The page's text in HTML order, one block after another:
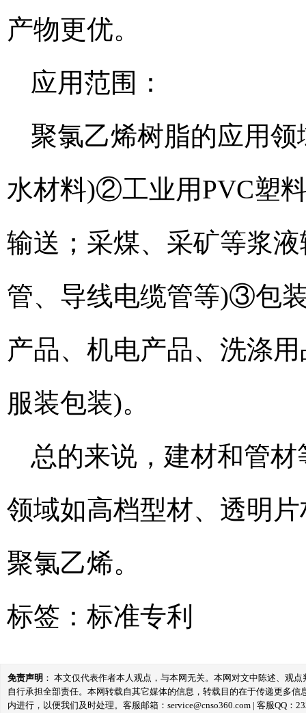
产物更优。
应用范围：
聚氯乙烯树脂的应用
水材料)②工业用PVC塑
输送；采煤、采矿等浆
管、导线电缆管等)③包
产品、机电产品、洗涤
服装包装)。
总的来说，建材和管
领域如高档型材、透明
聚氯乙烯。
标签： 标准专利
免责声明 ： 本文仅代表作者本人观点，与本网无关。本网对文中陈述、观
自行承担全部责任。本网转载自其它媒体的信息，转载目的在于传递更多
内进行，以便我们及时处理。客服邮箱：service@cnso360.com | 客服QQ：